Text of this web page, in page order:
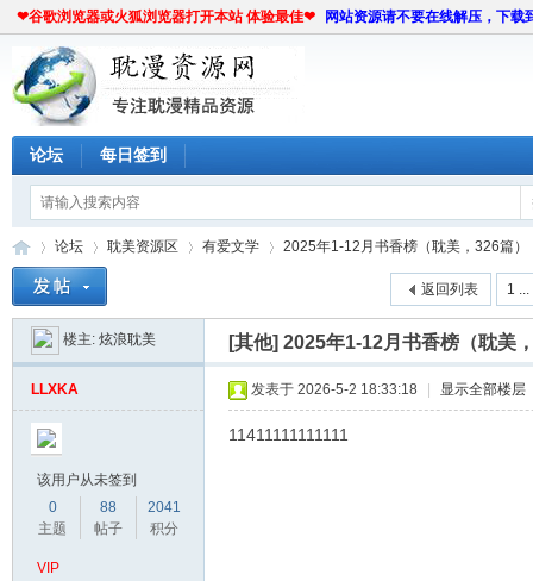
❤谷歌浏览器或火狐浏览器打开本站 体验最佳❤ 网站资源请不要在线解压，下载
论坛 每日签到
»
论坛
›
耽美资源区 有爱文学
›
2025年1-12月书香榜（耽美，326篇）
1 ...
返回列表
楼主: 炫浪耽美 [其他] 2025年1-12月书香榜（耽美
LLXKA
该用户从未签到
0
主题
88
帖子
2041
积分
VIP
发表于 2026-5-2 18:33:18 显示全部楼层
11411111111111